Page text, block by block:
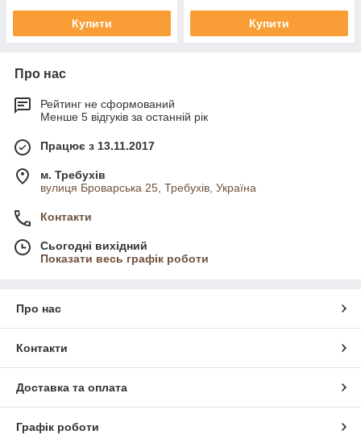
Купити Купити
Про нас
Рейтинг не сформований
Менше 5 відгуків за останній рік
Працює з 13.11.2017
м. Требухів
вулиця Броварська 25, Требухів, Україна
Контакти
Сьогодні вихідний
Показати весь графік роботи
Про нас
Контакти
Доставка та оплата
Графік роботи